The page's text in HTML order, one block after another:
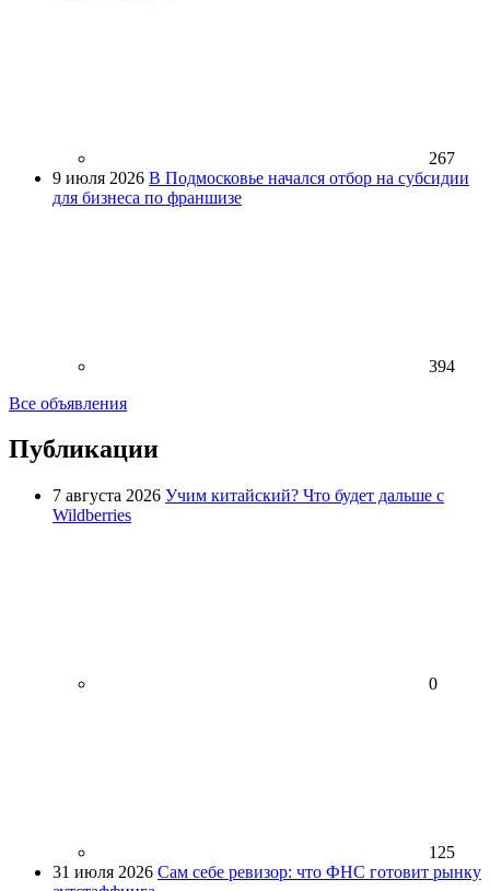
267
9 июля 2026 В Подмосковье начался отбор на субсидии
для бизнеса по франшизе
394
Все объявления
Публикации
7 августа 2026 Учим китайский? Что будет дальше с
Wildberries
0
125
31 июля 2026 Сам себе ревизор: что ФНС готовит рынку